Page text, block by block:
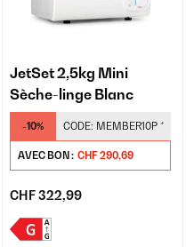
JetSet 2,5kg Mini
Sèche-linge Blanc
-10% CODE: MEMBER10P *
AVEC BON : CHF 290,69
CHF 322,99